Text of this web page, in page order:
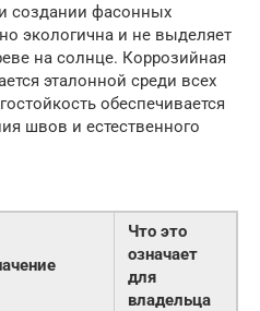
создании фасонных
экологична и не выделяет
на солнце. Коррозийная
эталонной среди всех
обеспечивается
швов и естественного
Что это
означает
для
владельца